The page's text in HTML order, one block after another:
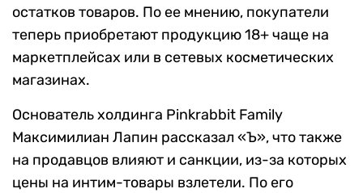
остатков товаров. По ее мнению, покупатели
теперь приобретают продукцию 18+ чаще на
маркетплейсах или в сетевых косметических
магазинах.
Основатель холдинга Pinkrabbit Family
Максимилиан Лапин рассказал «Ъ», что также
на продавцов влияют и санкции, из-за которых
цены на интим-товары взлетели. По его